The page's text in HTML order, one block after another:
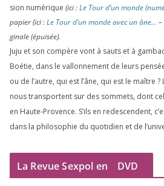
sion numé­rique (ici :Le Tour d’un monde
papier (ici :Le Tour d’un monde avec un âne… –
gi­nale (épui­sée).
Juju et son com­père vont à sauts et à
Boétie, dans le val­lon­ne­ment de leurs
ou de l’autre, qui est l’âne, qui est le maître
nous trans­portent sur des som­mets, dont
en Haute-Provence. S’ils en redes­cendent,
dans la phi­lo­so­phie du quo­ti­dien et de
La Revue Sexpol en DVD